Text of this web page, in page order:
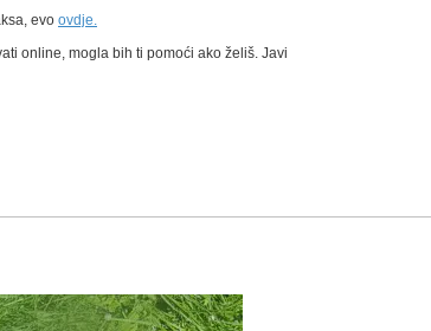
evo ovdje.
online, mogla bih ti pomoći ako želiš. Javi